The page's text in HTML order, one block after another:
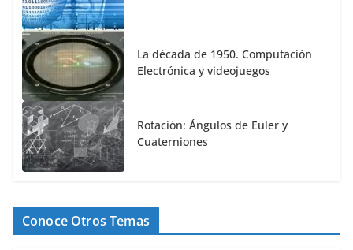
La década de 1950. Computación
Electrónica y videojuegos
Rotación: Ángulos de Euler y
Cuaterniones
Conoce Otros Temas